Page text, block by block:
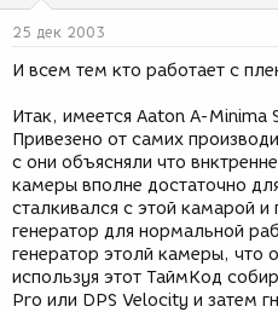
м
д
н
я
25 дек 2003
И всем тем кто работает с
Итак, имеется Aaton A-Minima
Привезено от самих
с они объясняли что
камеры вполне достаточно
сталкивался с этой камарой
генератор для нормальной
генератор этолй камеры, что
используя этот ТаймКод
Pro или DPS Velocity и затем